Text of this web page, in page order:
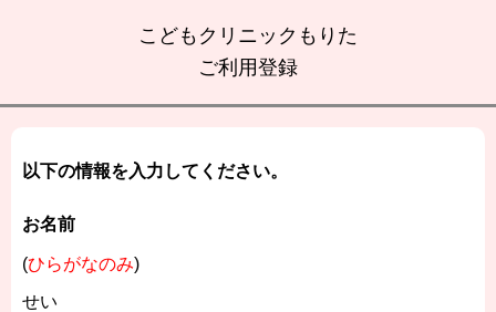
こどもクリニックもりた
ご利用登録
以下の情報を入力してください。
お名前
(ひらがなのみ)
せい